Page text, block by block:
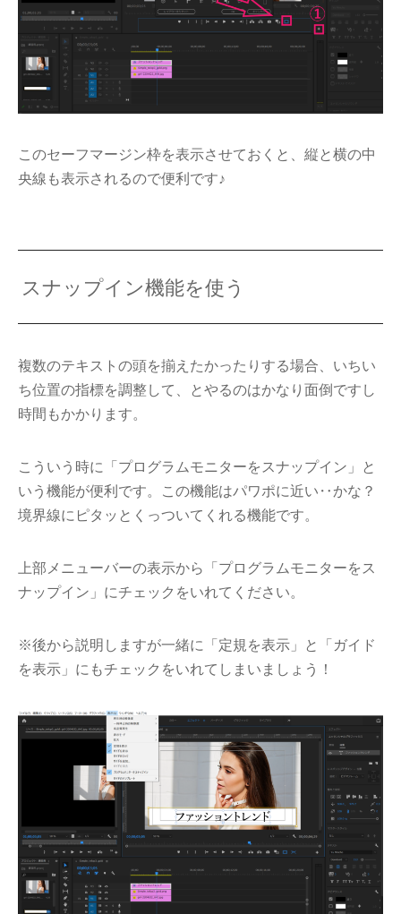
このセーフマージン枠を表示させておくと、縦と横の中
央線も表示されるので便利です♪
スナップイン機能を使う
複数のテキストの頭を揃えたかったりする場合、いちい
ち位置の指標を調整して、とやるのはかなり面倒ですし
時間もかかります。
こういう時に「プログラムモニターをスナップイン」と
いう機能が便利です。この機能はパワポに近い‥かな？
境界線にピタッとくっついてくれる機能です。
上部メニューバーの表示から「プログラムモニターをス
ナップイン」にチェックをいれてください。
※後から説明しますが一緒に「定規を表示」と「ガイド
を表示」にもチェックをいれてしまいましょう！